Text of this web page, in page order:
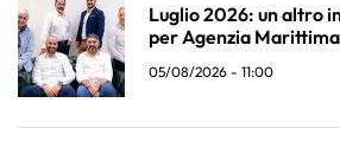
Luglio 2026: un altro
per Agenzia
05/08/2026 - 11:00